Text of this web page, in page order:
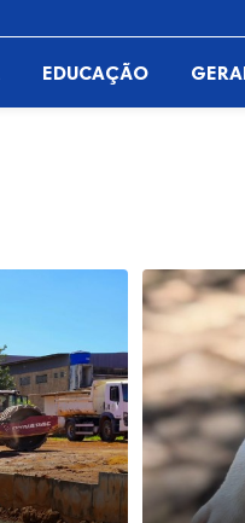
EDUCAÇÃO